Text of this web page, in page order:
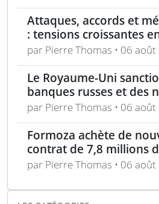
Attaques, accords et
: tensions croissantes
Chine, Corée du Nord et
par Pierre Thomas • 06
Le Royaume-Uni
banques russes et des
flotte fantôme liée à
par Pierre Thomas • 06
Formoza achète de
contrat de 7,8 millions
consortium polonais
par Pierre Thomas • 06